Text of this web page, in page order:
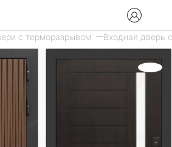
с терморазрывом Входная дверь